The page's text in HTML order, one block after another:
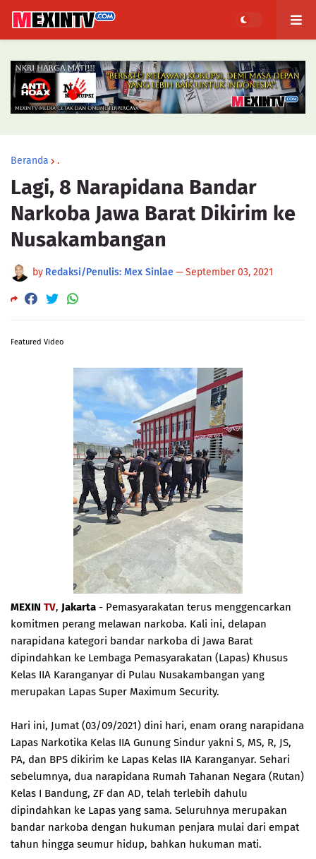
Beranda .
Lagi, 8 Narapidana Bandar
Narkoba Jawa Barat Dikirim ke
Nusakambangan
by Redaksi/Penulis: Mex Sinlae—September 03, 2021
Featured Video
MEXIN TV, Jakarta - Pemasyarakatan terus menggencarkan
komitmen perang melawan narkoba. Kali ini, delapan
narapidana kategori bandar narkoba di Jawa Barat
dipindahkan ke Lembaga Pemasyarakatan (Lapas) Khusus
Kelas IIA Karanganyar di Pulau Nusakambangan yang
merupakan Lapas Super Maximum Security.
Hari ini, Jumat (03/09/2021) dini hari, enam orang narapidana
Lapas Narkotika Kelas IIA Gunung Sindur yakni S, MS, R, JS,
PA, dan BPS dikirim ke Lapas Kelas IIA Karanganyar. Sehari
sebelumnya, dua narapidana Rumah Tahanan Negara (Rutan)
Kelas I Bandung, ZF dan AD, telah terlebih dahulu
dipindahkan ke Lapas yang sama. Seluruhnya merupakan
bandar narkoba dengan hukuman penjara mulai dari empat
tahun hingga seumur hidup, bahkan hukuman mati.